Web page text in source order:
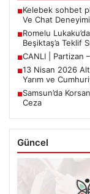
■Kelebek sohbet
Ve Chat Deneyimi
■Romelu
Beşiktaş’a Teklif
■CANLI | Partizan
■13 Nisan 2026
Yarım ve
■Samsun’da
Ceza
Güncel